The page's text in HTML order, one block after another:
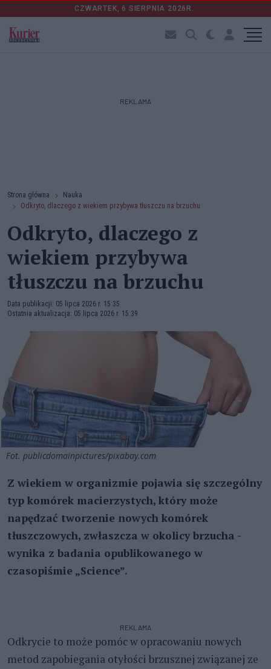
CZWARTEK, 6 SIERPNIA 2026R.
REKLAMA
Strona główna
Nauka
Odkryto, dlaczego z wiekiem przybywa tłuszczu na brzuchu
Odkryto, dlaczego z
wiekiem przybywa
tłuszczu na brzuchu
Data publikacji: 05 lipca 2026 r. 15:35
Ostatnia aktualizacja: 05 lipca 2026 r. 15:39
Fot. publicdomainpictures/pixabay.com
Z wiekiem w organizmie pojawia się szczególny
typ komórek macierzystych, który może
napędzać tworzenie nowych komórek
tłuszczowych, zwłaszcza w okolicy brzucha -
wynika z badania opublikowanego w
czasopiśmie „Science”.
REKLAMA
Odkrycie to może pomóc w opracowaniu nowych
metod zapobiegania otyłości brzusznej związanej ze